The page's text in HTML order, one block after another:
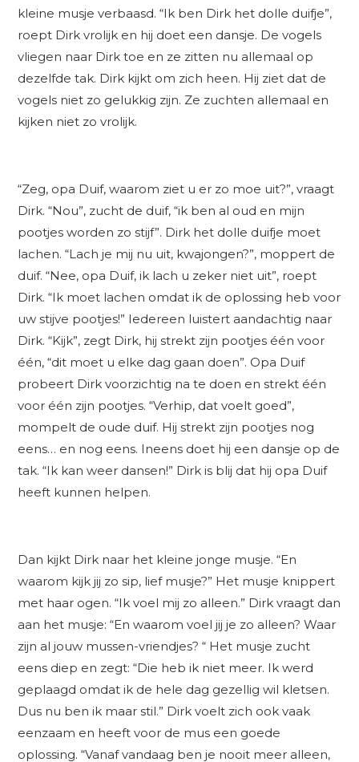
kleine musje verbaasd. “Ik ben Dirk het dolle duifje”,
roept Dirk vrolijk en hij doet een dansje. De vogels
vliegen naar Dirk toe en ze zitten nu allemaal op
dezelfde tak. Dirk kijkt om zich heen. Hij ziet dat de
vogels niet zo gelukkig zijn. Ze zuchten allemaal en
kijken niet zo vrolijk.
“Zeg, opa Duif, waarom ziet u er zo moe uit?”, vraagt
Dirk. “Nou”, zucht de duif, “ik ben al oud en mijn
pootjes worden zo stijf”. Dirk het dolle duifje moet
lachen. “Lach je mij nu uit, kwajongen?”, moppert de
duif. “Nee, opa Duif, ik lach u zeker niet uit”, roept
Dirk. “Ik moet lachen omdat ik de oplossing heb voor
uw stijve pootjes!” Iedereen luistert aandachtig naar
Dirk. “Kijk”, zegt Dirk, hij strekt zijn pootjes één voor
één, “dit moet u elke dag gaan doen”. Opa Duif
probeert Dirk voorzichtig na te doen en strekt één
voor één zijn pootjes. “Verhip, dat voelt goed”,
mompelt de oude duif. Hij strekt zijn pootjes nog
eens… en nog eens. Ineens doet hij een dansje op de
tak. “Ik kan weer dansen!” Dirk is blij dat hij opa Duif
heeft kunnen helpen.
Dan kijkt Dirk naar het kleine jonge musje. “En
waarom kijk jij zo sip, lief musje?” Het musje knippert
met haar ogen. “Ik voel mij zo alleen.” Dirk vraagt dan
aan het musje: “En waarom voel jij je zo alleen? Waar
zijn al jouw mussen-vriendjes? “ Het musje zucht
eens diep en zegt: “Die heb ik niet meer. Ik werd
geplaagd omdat ik de hele dag gezellig wil kletsen.
Dus nu ben ik maar stil.” Dirk voelt zich ook vaak
eenzaam en heeft voor de mus een goede
oplossing. “Vanaf vandaag ben je nooit meer alleen,